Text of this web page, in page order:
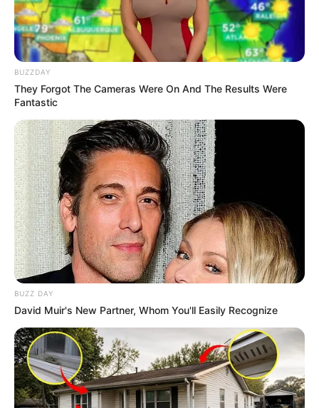
(foto: geekculture)
9. Uniknya, Shopee juga menyediakan bilik kecil
layaknya hotel kapsul. Dengan dominan oranye,
karyawan boleh beristirahat sejenak ditempat
tersebut
BUZZDAY
They Forgot The Cameras Were On And The Results Were
Fantastic
BUZZ DAY
David Muir's New Partner, Whom You'll Easily Recognize